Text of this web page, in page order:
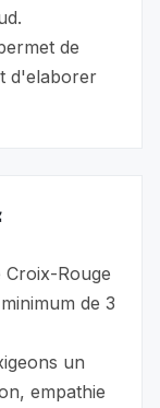
de
d'elaborer
Croix-Rouge
de 3
un
empathie